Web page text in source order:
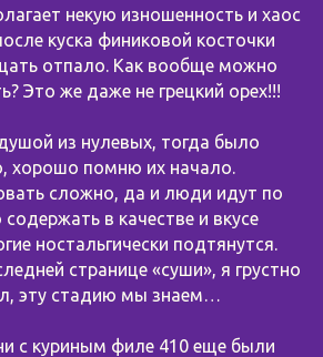
некую изношенность и хаос
куска финиковой косточки
отпало. Как вообще можно
Это же даже не грецкий орех!!!
из нулевых, тогда было
хорошо помню их начало.
сложно, да и люди идут по
в качестве и вкусе
ностальгически подтянутся.
странице «суши», я грустно
эту стадию мы знаем…
с куриным филе 410 еще были